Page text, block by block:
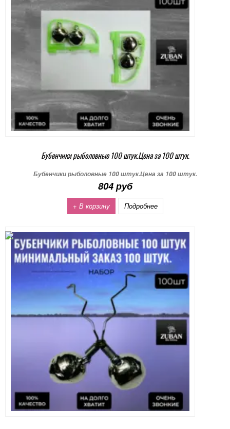
Бубенчики рыболовные 100 штук.Цена за 100 штук.
Бубенчики рыболовные 100 штук.Цена за 100 штук.
804 руб
+ В корзину Подробнее